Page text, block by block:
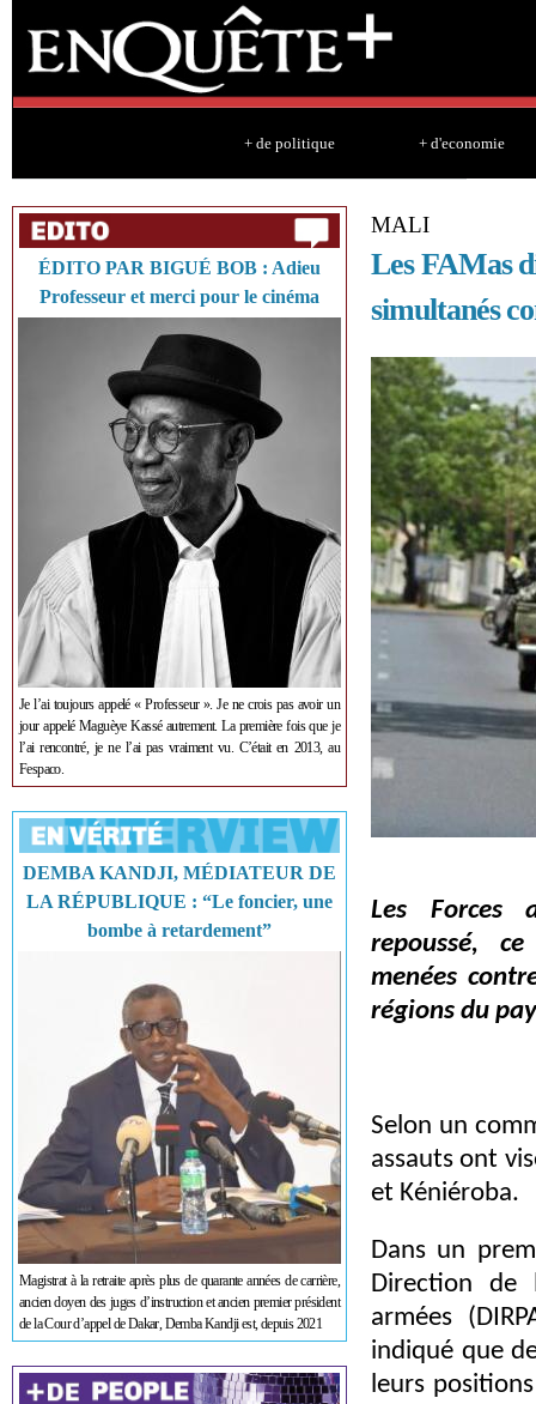
+ de politique + d'economie
ÉDITO PAR BIGUÉ BOB : Adieu
Professeur et merci pour le cinéma
Je l’ai toujours appelé « Professeur ». Je ne crois pas avoir un
jour appelé Maguèye Kassé autrement. La première fois que je
l’ai rencontré, je ne l’ai pas vraiment vu. C’était en 2013, au
Fespaco.
DEMBA KANDJI, MÉDIATEUR DE
LA RÉPUBLIQUE : “Le foncier, une
bombe à retardement”
Magistrat à la retraite après plus de quarante années de carrière,
ancien doyen des juges d’instruction et ancien premier président
de la Cour d’appel de Dakar, Demba Kandji est, depuis 2021
MALI
Les FAMas
simultanés
Les Forces
repoussé,
menées
régions du
Selon un
assauts ont
et Kéniéroba.
Dans un
Direction de
armées
indiqué que
leurs